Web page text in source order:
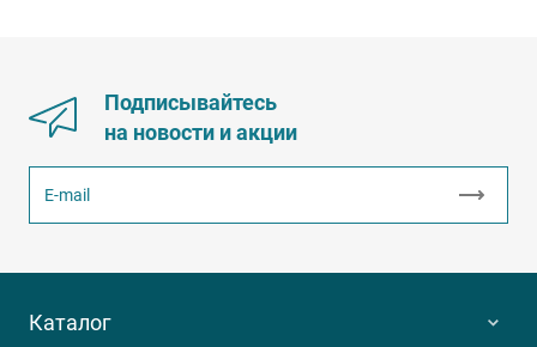
Подписывайтесь
на новости и акции
Каталог